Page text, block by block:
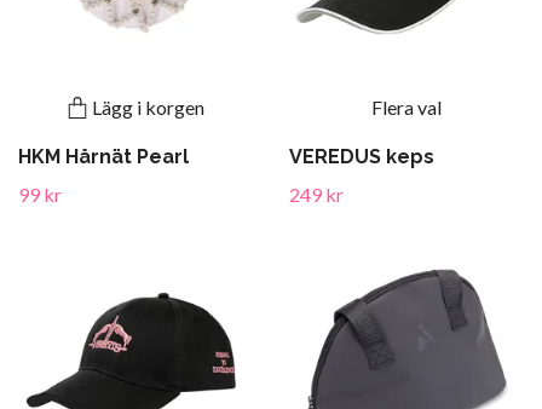
Lägg i korgen
HKM Hårnät Pearl
99 kr
Flera val
VEREDUS keps
249 kr